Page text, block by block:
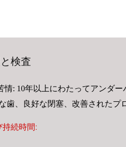
検査
情: 10年以上にわたってアンダー
歯、良好な閉塞、改善されたプ
続時間: